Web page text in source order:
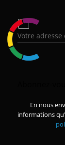
En nous
informations